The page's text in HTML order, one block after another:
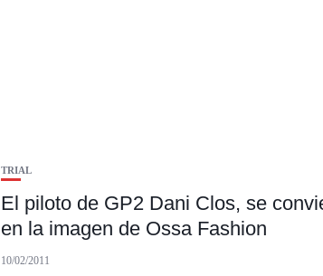
TRIAL
El piloto de GP2 Dani Clos, se
en la imagen de Ossa Fashion
10/02/2011